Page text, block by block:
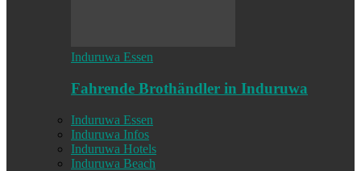
Induruwa Essen
Fahrende Brothändler in Induruwa
Induruwa Essen
Induruwa Infos
Induruwa Hotels
Induruwa Beach